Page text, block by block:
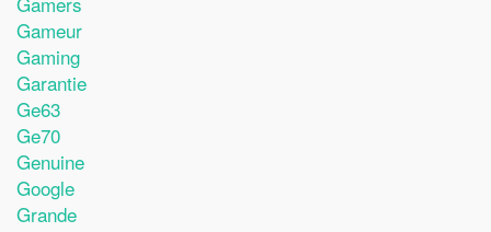
Gameur
Gaming
Garantie
Ge63
Ge70
Genuine
Google
Grande